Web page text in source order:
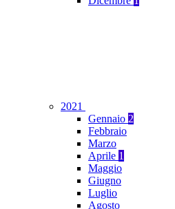
2021
Gennaio 2
Febbraio
Marzo
Aprile 1
Maggio
Giugno
Luglio
Agosto